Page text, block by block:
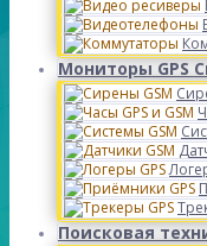
Мониторы GPS
Поисковая